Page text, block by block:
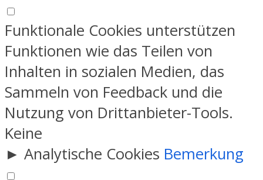
Funktionale Cookies unterstützen
Funktionen wie das Teilen von
Inhalten in sozialen Medien, das
Sammeln von Feedback und die
Nutzung von Drittanbieter-Tools.
Keine
► Analytische Cookies Bemerkung